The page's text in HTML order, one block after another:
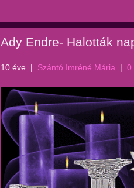
Ady Endre- Halották
10 éve | Szántó Imréné Mária | 0